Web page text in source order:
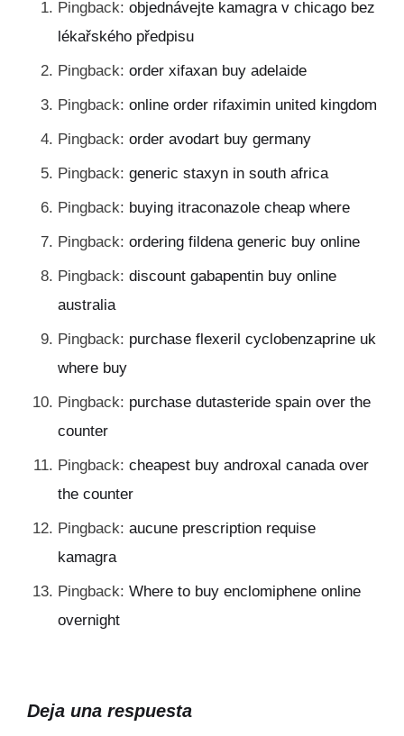
Pingback: objednávejte kamagra v chicago bez
lékařského předpisu
Pingback: order xifaxan buy adelaide
Pingback: online order rifaximin united kingdom
Pingback: order avodart buy germany
Pingback: generic staxyn in south africa
Pingback: buying itraconazole cheap where
Pingback: ordering fildena generic buy online
Pingback: discount gabapentin buy online
australia
Pingback: purchase flexeril cyclobenzaprine uk
where buy
Pingback: purchase dutasteride spain over the
counter
Pingback: cheapest buy androxal canada over
the counter
Pingback: aucune prescription requise
kamagra
Pingback: Where to buy enclomiphene online
overnight
Deja una respuesta